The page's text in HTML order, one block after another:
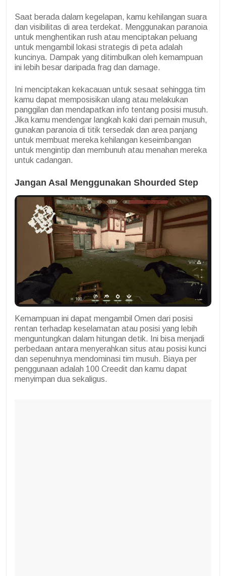
Saat berada dalam kegelapan, kamu kehilangan suara
dan visibilitas di area terdekat. Menggunakan paranoia
untuk menghentikan rush atau menciptakan peluang
untuk mengambil lokasi strategis di peta adalah
kuncinya. Dampak yang ditimbulkan oleh kemampuan
ini lebih besar daripada frag dan damage.
Ini menciptakan kekacauan untuk sesaat sehingga tim
kamu dapat memposisikan ulang atau melakukan
panggilan dan mendapatkan info tentang posisi musuh.
Jika kamu mendengar langkah kaki dari pemain musuh,
gunakan paranoia di titik tersedak dan area panjang
untuk membuat mereka kehilangan keseimbangan
untuk mengintip dan membunuh atau menahan mereka
untuk cadangan.
Jangan Asal Menggunakan Shourded Step
Kemampuan ini dapat mengambil Omen dari posisi
rentan terhadap keselamatan atau posisi yang lebih
menguntungkan dalam hitungan detik. Ini bisa menjadi
perbedaan antara menyerahkan situs atau posisi kunci
dan sepenuhnya mendominasi tim musuh. Biaya per
penggunaan adalah 100 Creedit dan kamu dapat
menyimpan dua sekaligus.